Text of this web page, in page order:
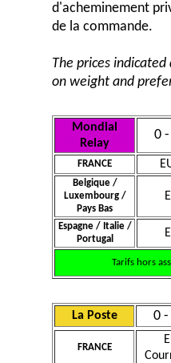
d'acheminement
de la commande.
The prices
on weight and
Mondial
Relay
0
FRANCE
Belgique /
Luxembourg /
Pays Bas
Espagne / Italie /
Portugal
Tarifs hors
La Poste 0 -
FRANCE